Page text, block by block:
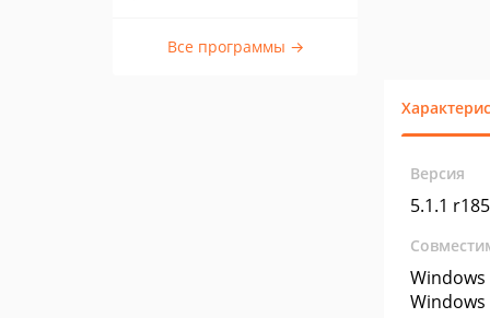
Все программы →
Версия
5.1.1
Windows
Windows